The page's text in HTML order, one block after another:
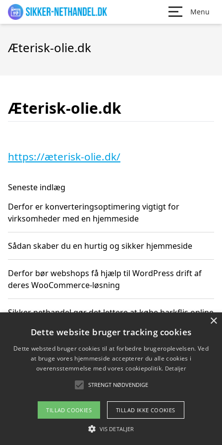
Menu
Æterisk-olie.dk
Æterisk-olie.dk
https://æterisk-olie.dk/
Seneste indlæg
Derfor er konverteringsoptimering vigtigt for
virksomheder med en hjemmeside
Sådan skaber du en hurtig og sikker hjemmeside
Derfor bør webshops få hjælp til WordPress drift af
deres WooCommerce-løsning
Sikker nethandel gør det lettere at købe barkflis online
Ting du bør vide før du vælger webbureau i Aarhus
Copyright 2026 - Pilanto Aps
Om / kontakt
Blog Betingelser
×
Dette website bruger tracking cookies
Dette websted bruger cookies til at forbedre brugeroplevelsen. Ved
at bruge vores hjemmeside accepterer du alle cookies i
overensstemmelse med vores cookiepolitik. Detaljer
STRENGT NØDVENDIGE
TILLAD COOKIES TILLAD IKKE COOKIES
VIS DETALJER